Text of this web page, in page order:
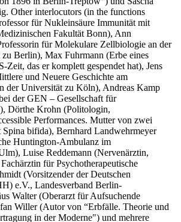
Other interlocutors (in the functions
für Nukleinsäure Immunität mit
Fakultät Bonn), Ann
für Molekulare Zellbiologie an der
Berlin), Max Fuhrmann (Erbe eines
Zeit, das er komplett gespendet hat), Jens
und Neuere Geschichte am
der Universität zu Köln), Andreas Kamp
der GEN – Gesellschaft für
Dörthe Krohn (Politologin,
Performances. Mutter von zwei
bifida), Bernhard Landwehrmeyer
Huntington-​Ambulanz im
Luise Reddemann (Nervenärztin,
für Psychotherapeutische
(Vorsitzender der Deutschen
e.V., Landesverband Berlin-
Walter (Oberarzt für Aufsuchende
Willer (Autor von “Erbfälle. Theorie und
in der Moderne") und mehrere